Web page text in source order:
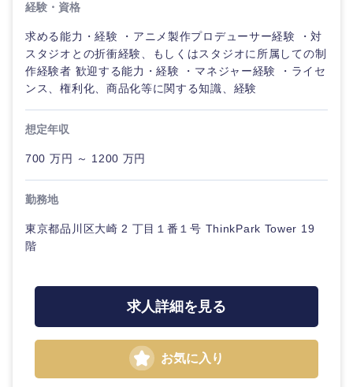
経験・資格
求める能力・経験 ・アニメ製作プロデューサー経験 ・対
スタジオとの折衝経験、もしくはスタジオに所属しての制
作経験者 歓迎する能力・経験 ・マネジャー経験 ・ライセ
ンス、権利化、商品化等に関する知識、経験
想定年収
700 万円 ～ 1200 万円
勤務地
東京都品川区大崎 2 丁目１番１号 ThinkPark Tower 19
階
求人詳細を見る
お気に入り